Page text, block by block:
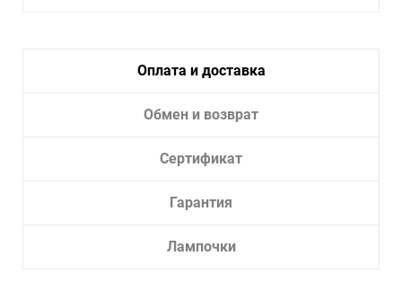
Оплата и доставка
Обмен и возврат
Сертификат
Гарантия
Лампочки